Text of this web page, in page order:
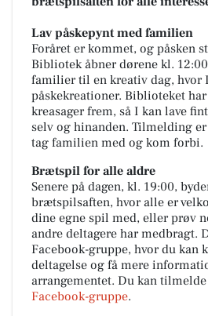
Lav påskepynt med familien
Foråret er kommet, og påsken
Bibliotek åbner dørene kl.
familier til en kreativ dag, hvor
påskekreationer. Biblioteket
kreasager frem, så I kan lave
selv og hinanden. Tilmelding
tag familien med og kom forbi.
Brætspil for alle aldre
Senere på dagen, kl. 19:00,
brætspilsaften, hvor alle er
dine egne spil med, eller prøv
andre deltagere har medbragt.
Facebook-gruppe, hvor du kan
deltagelse og få mere
arrangementet. Du kan
Facebook-gruppe.